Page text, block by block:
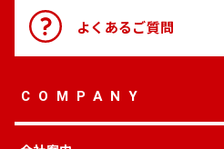
よくあるご質問
COMPANY